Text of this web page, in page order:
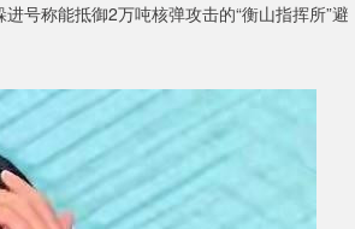
号称能抵御2万吨核弹攻击的“衡山指挥所”避